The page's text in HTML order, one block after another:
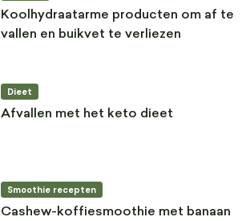
Koolhydraatarme producten om af te
vallen en buikvet te verliezen
Dieet
Afvallen met het keto dieet
Smoothie recepten
Cashew-koffiesmoothie met banaan